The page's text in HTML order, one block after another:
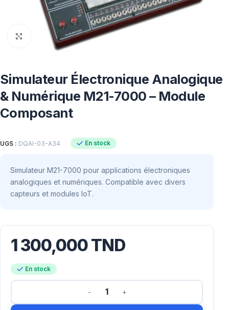
Click to enlarge
Simulateur Électronique Analogique
& Numérique M21-7000 – Module
Composant
UGS : DQAI-03-A34 En stock
Simulateur M21-7000 pour applications électroniques
analogiques et numériques. Compatible avec divers
capteurs et modules IoT.
1 300,000TND
En stock